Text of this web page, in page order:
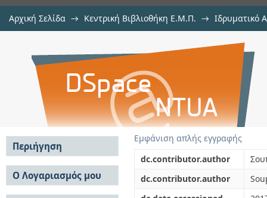
Αρχική Σελίδα → Κεντρική Βιβλιοθήκη Ε.Μ.Π. → Ιδρυματικό
Λιμάνι Ζέας: μέσα από
Εμφάνιση απλής εγγραφής
dc.contributor.author
dc.contributor.author
Περιήγηση
Σε όλο το DSpace
Κοινότητες & Συλλογές
Ο Λογαριασμός μου
Σύνδεση